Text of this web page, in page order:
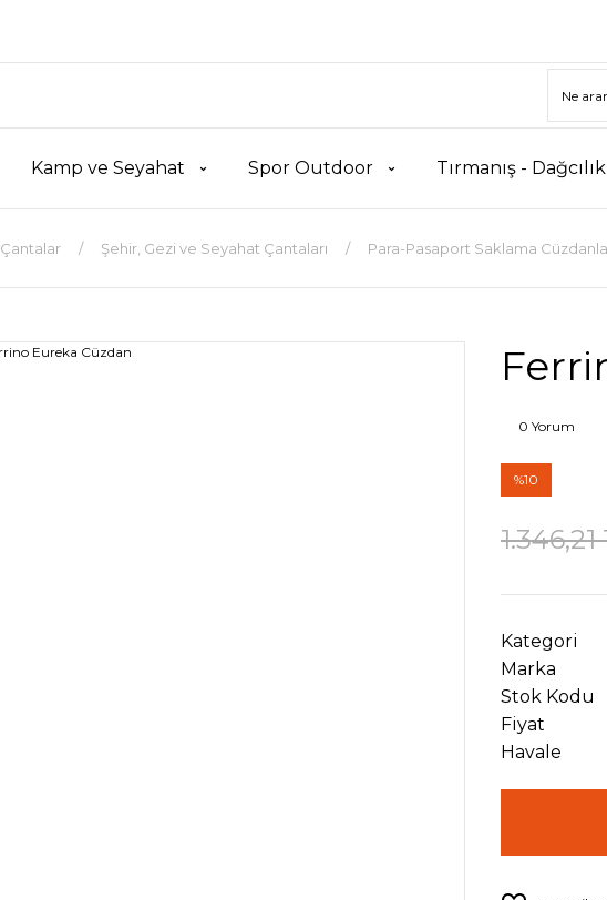
Kamp ve Seyahat Spor Outdoor Tırmanış -
Çantalar Şehir, Gezi ve Seyahat Çantaları Para-Pasaport Saklama
0 Yorum
%10
1.346,21
Kategori
Marka
Stok Kodu
Fiyat
Havale